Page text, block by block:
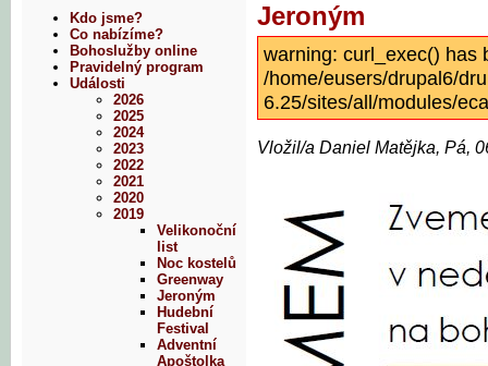
Jeroným
warning: curl_exec() has
/home/eusers/drupal6/
6.25/sites/all/modules/
Vložil/a Daniel Matějka, Pá,
Kdo jsme?
Co nabízíme?
Bohoslužby online
Pravidelný program
Události
2026
2025
2024
2023
2022
2021
2020
2019
Velikonoční
list
Noc kostelů
Greenway
Jeroným
Hudební
Festival
Adventní
Apoštolka